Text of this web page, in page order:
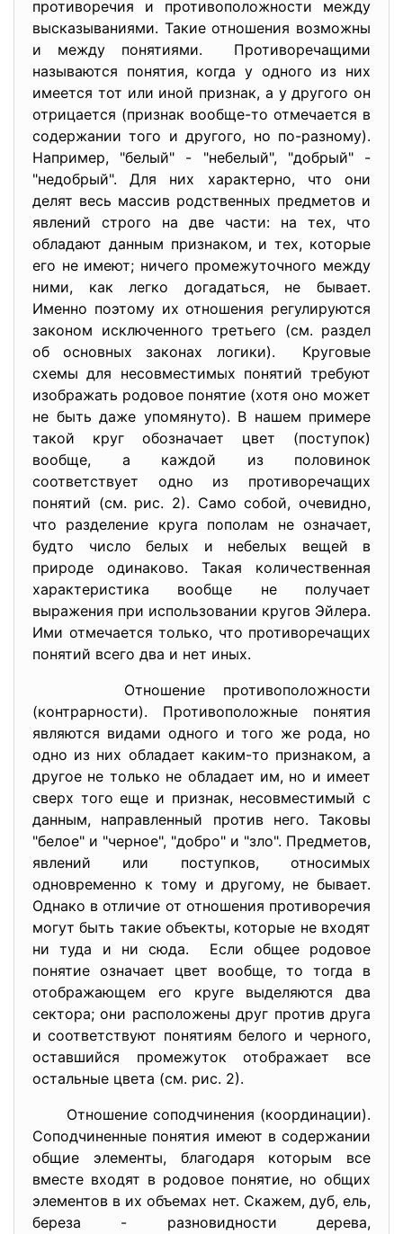
противоречия и противоположности между
высказываниями. Такие отношения возможны
и между понятиями. Противоречащими
называются понятия, когда у одного из них
имеется тот или иной признак, а у другого он
отрицается (признак вообще-то отмечается в
содержании того и другого, но по-разному).
Например, "белый" - "небелый", "добрый" -
"недобрый". Для них характерно, что они
делят весь массив родственных предметов и
явлений строго на две части: на тех, что
обладают данным признаком, и тех, которые
его не имеют; ничего промежуточного между
ними, как легко догадаться, не бывает.
Именно поэтому их отношения регулируются
законом исключенного третьего (см. раздел
об основных законах логики). Круговые
схемы для несовместимых понятий требуют
изображать родовое понятие (хотя оно может
не быть даже упомянуто). В нашем примере
такой круг обозначает цвет (поступок)
вообще, а каждой из половинок
соответствует одно из противоречащих
понятий (см. рис. 2). Само собой, очевидно,
что разделение круга пополам не означает,
будто число белых и небелых вещей в
природе одинаково. Такая количественная
характеристика вообще не получает
выражения при использовании кругов Эйлера.
Ими отмечается только, что противоречащих
понятий всего два и нет иных.
Отношение противоположности
(контрарности). Противоположные понятия
являются видами одного и того же рода, но
одно из них обладает каким-то признаком, а
другое не только не обладает им, но и имеет
сверх того еще и признак, несовместимый с
данным, направленный против него. Таковы
"белое" и "черное", "добро" и "зло". Предметов,
явлений или поступков, относимых
одновременно к тому и другому, не бывает.
Однако в отличие от отношения противоречия
могут быть такие объекты, которые не входят
ни туда и ни сюда. Если общее родовое
понятие означает цвет вообще, то тогда в
отображающем его круге выделяются два
сектора; они расположены друг против друга
и соответствуют понятиям белого и черного,
оставшийся промежуток отображает все
остальные цвета (см. рис. 2).
Отношение соподчинения (координации).
Соподчиненные понятия имеют в содержании
общие элементы, благодаря которым все
вместе входят в родовое понятие, но общих
элементов в их объемах нет. Скажем, дуб, ель,
береза - разновидности дерева,